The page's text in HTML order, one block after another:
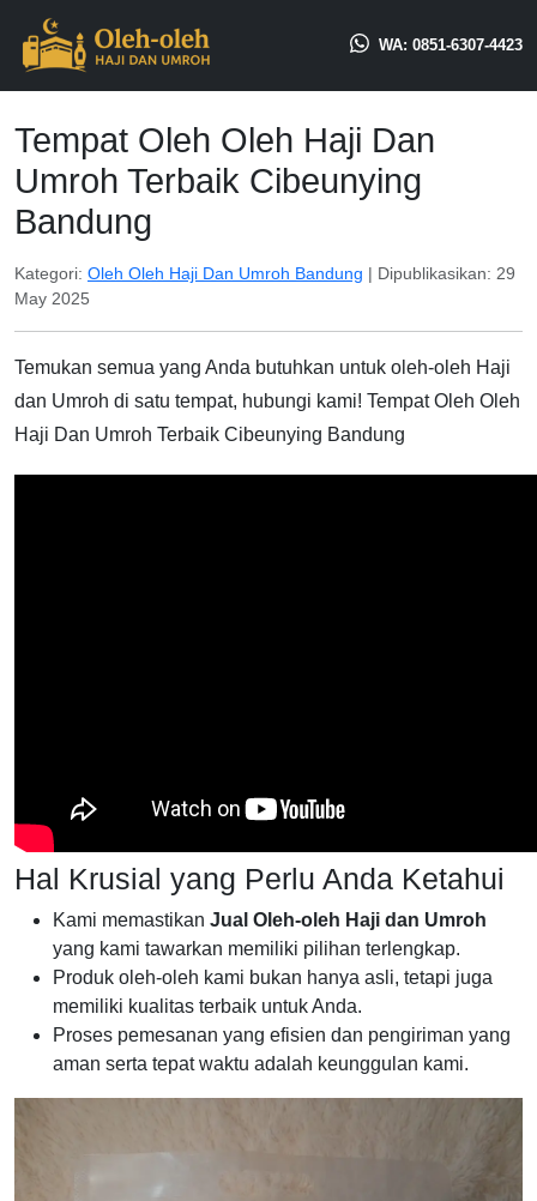
WA: 0851-6307-4423
Tempat Oleh Oleh Haji Dan
Umroh Terbaik Cibeunying
Bandung
Kategori: Oleh Oleh Haji Dan Umroh Bandung | Dipublikasikan: 29
May 2025
Temukan semua yang Anda butuhkan untuk oleh-oleh Haji
dan Umroh di satu tempat, hubungi kami! Tempat Oleh Oleh
Haji Dan Umroh Terbaik Cibeunying Bandung
Hal Krusial yang Perlu Anda Ketahui
Kami memastikan Jual Oleh-oleh Haji dan Umroh
yang kami tawarkan memiliki pilihan terlengkap.
Produk oleh-oleh kami bukan hanya asli, tetapi juga
memiliki kualitas terbaik untuk Anda.
Proses pemesanan yang efisien dan pengiriman yang
aman serta tepat waktu adalah keunggulan kami.